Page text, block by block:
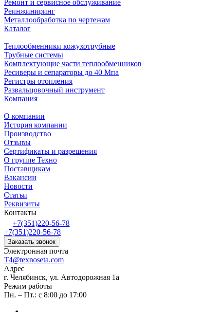
Ремонт и сервисное обслуживание
Реинжиниринг
Металлообработка по чертежам
Каталог
Теплообменники кожухотрубные
Трубные системы
Комплектующие части теплообменников
Ресиверы и сепараторы до 40 Мпа
Регистры отопления
Развальцовочный инструмент
Компания
О компании
История компании
Производство
Отзывы
Сертификаты и разрешения
О группе Техно
Поставщикам
Вакансии
Новости
Статьи
Реквизиты
Контакты
+7(351)220-56-78
+7(351)220-56-78
Заказать звонок
Электронная почта
T4@texnoseta.com
Адрес
г. Челябинск, ул. Автодорожная 1а
Режим работы
Пн. – Пт.: с 8:00 до 17:00